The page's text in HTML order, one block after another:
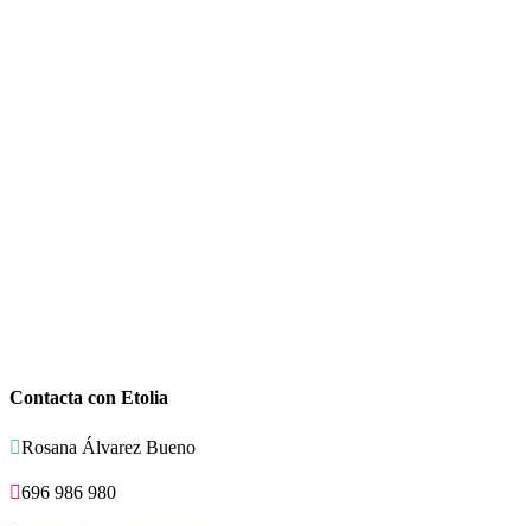
Contacta con Etolia
Rosana Álvarez Bueno
696 986 980